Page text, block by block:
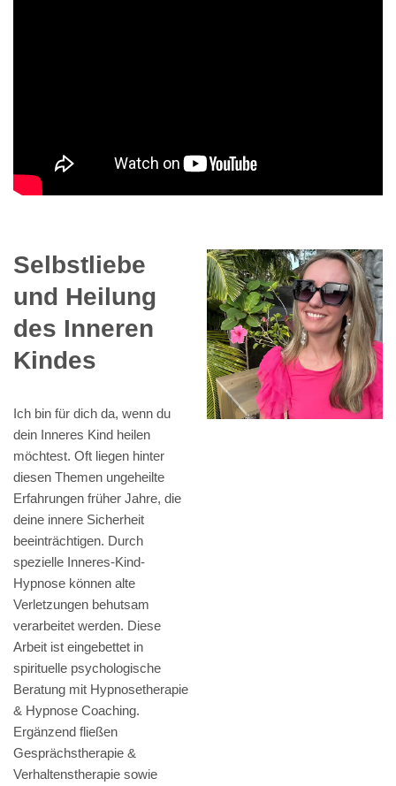
Selbstliebe
und Heilung
des Inneren
Kindes
Ich bin für dich da, wenn du
dein Inneres Kind heilen
möchtest. Oft liegen hinter
diesen Themen ungeheilte
Erfahrungen früher Jahre, die
deine innere Sicherheit
beeinträchtigen. Durch
spezielle Inneres-Kind-
Hypnose können alte
Verletzungen behutsam
verarbeitet werden. Diese
Arbeit ist eingebettet in
spirituelle psychologische
Beratung mit Hypnosetherapie
& Hypnose Coaching.
Ergänzend fließen
Gesprächstherapie &
Verhaltenstherapie sowie